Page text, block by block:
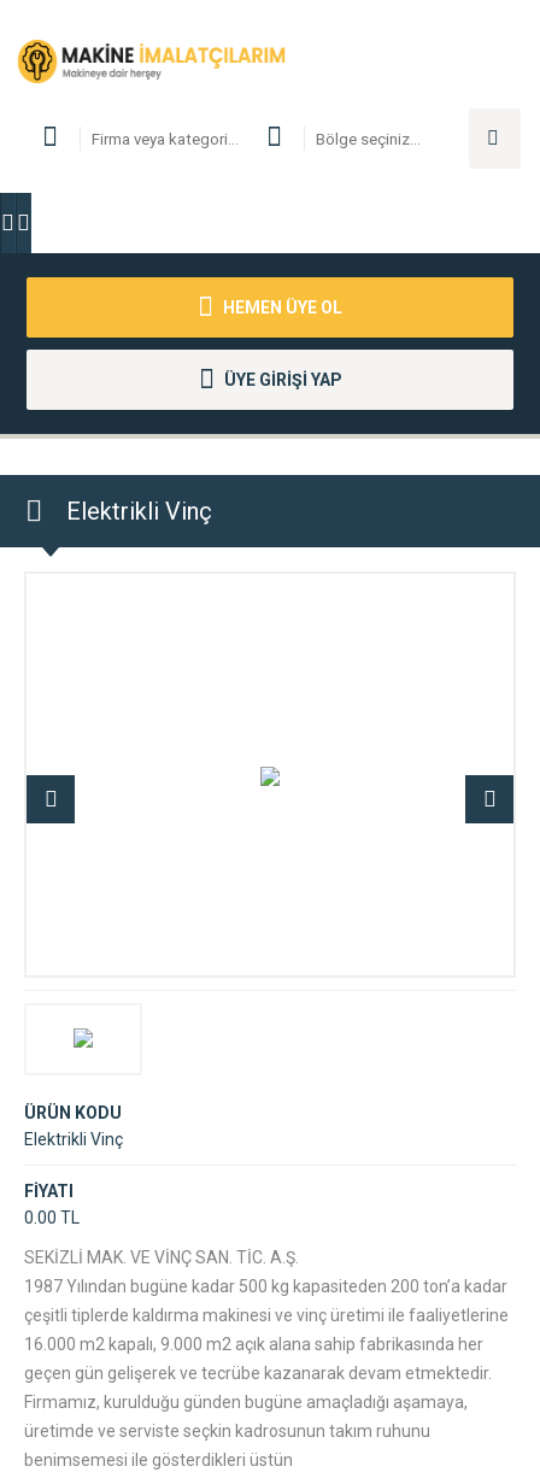
HEMEN ÜYE OL
ÜYE GİRİŞİ YAP
Elektrikli Vinç
ÜRÜN KODU
Elektrikli Vinç
FİYATI
0.00 TL
SEKİZLİ MAK. VE VİNÇ SAN. TİC. A.Ş.
1987 Yılından bugüne kadar 500 kg kapasiteden 200 ton’a kadar
çeşitli tiplerde kaldırma makinesi ve vinç üretimi ile faaliyetlerine
16.000 m2 kapalı, 9.000 m2 açık alana sahip fabrikasında her
geçen gün gelişerek ve tecrübe kazanarak devam etmektedir.
Firmamız, kurulduğu günden bugüne amaçladığı aşamaya,
üretimde ve serviste seçkin kadrosunun takım ruhunu
benimsemesi ile gösterdikleri üstün